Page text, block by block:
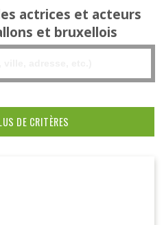
actrices et acteurs
et bruxellois
DE CRITÈRES